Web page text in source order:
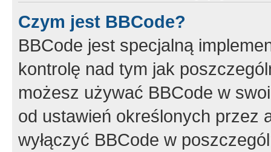
Czym jest BBCode?
BBCode jest specjalną
kontrolę nad tym jak
możesz używać BBCode w
od ustawień określonych przez
wyłączyć BBCode w